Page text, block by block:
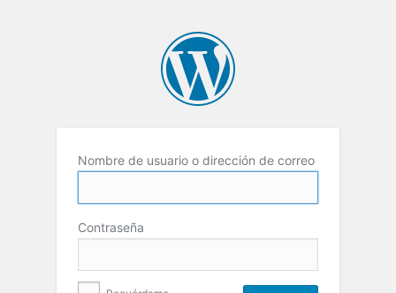
Nombre de usuario o dirección de correo
Contraseña